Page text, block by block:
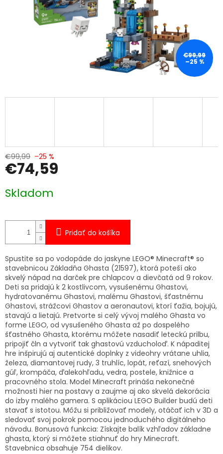
€99,99
–25 %
€99,99 –25 %
€74,59
cena:
Skladom
Pridať do košíka
Spustite sa po vodopáde do jaskyne LEGO® Minecraft® so
stavebnicou Základňa Ghasta (21597), ktorá poteší ako
skvelý nápad na darček pre chlapcov a dievčatá od 9 rokov.
Deti sa pridajú k 2 kostlivcom, vysušenému Ghastovi,
hydratovanému Ghastovi, malému Ghastovi, šťastnému
Ghastovi, strážcovi Ghastov a aeronautovi, ktorí ťažia, bojujú,
stavajú a lietajú. Pretvorte si celý vývoj malého Ghasta vo
forme LEGO, od vysušeného Ghasta až po dospelého
šťastného Ghasta, ktorému môžete nasadiť leteckú prilbu,
pripojiť čln a vytvoriť tak ghastovú vzducholoď. K nápaditej
hre inšpirujú aj autentické doplnky z videohry vrátane uhlia,
železa, diamantovej rudy, 3 truhlíc, lopát, reťazí, snehových
gúľ, krompáča, ďalekohľadu, vedra, postele, knižnice a
pracovného stola. Model Minecraft prináša nekonečné
možnosti hier na postavy a zaujme aj ako skvelá dekorácia
do izby malého gamera. S aplikáciou LEGO Builder budú deti
stavať s istotou. Môžu si približovať modely, otáčať ich v 3D a
sledovať svoj pokrok pomocou jednoduchého digitálneho
návodu. Bonusová funkcia: Získajte balík vzhľadov základne
ghasta, ktorý si môžete stiahnuť do hry Minecraft.
Stavebnica obsahuje 754 dielikov.